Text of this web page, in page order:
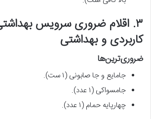
۳. اقلام ضروری سرویس
کاربردی و بهداشتی
ضروری‌ترین‌ها
جامایع و جا صابونی (۱ ست).
جامسواکی (۱ عدد).
چهارپایه حمام (۱ عدد).